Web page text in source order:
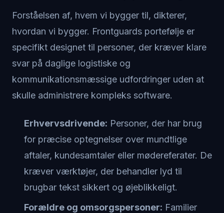
Forståelsen af, hvem vi bygger til, dikterer,
hvordan vi bygger. Frontguards portefølje er
specifikt designet til personer, der kræver klare
svar på daglige logistiske og
kommunikationsmæssige udfordringer uden at
skulle administrere kompleks software.
Erhvervsdrivende: Personer, der har brug
for præcise optegnelser over mundtlige
aftaler, kundesamtaler eller mødereferater. De
kræver værktøjer, der behandler lyd til
brugbar tekst sikkert og øjeblikkeligt.
Forældre og omsorgspersoner: Familier